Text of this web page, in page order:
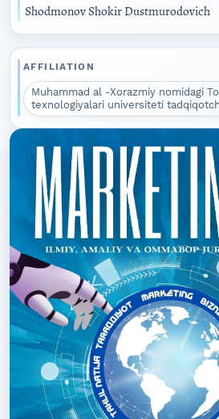
Shodmonov Shokir Dustmurodovich
AFFILIATION
Muhammad al -Xorazmiy nomidagi
texnologiyalari universiteti